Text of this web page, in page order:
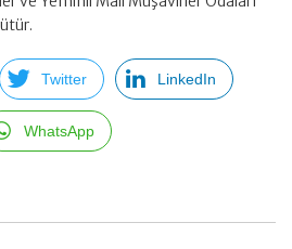
Twitter LinkedIn
WhatsApp